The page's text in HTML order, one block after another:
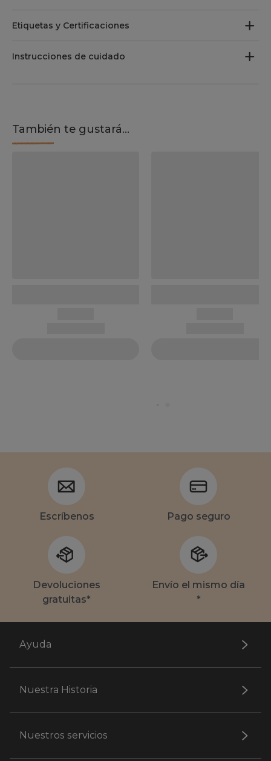
Etiquetas y Certificaciones
Instrucciones de cuidado
También te gustará...
Escríbenos Pago seguro
Devoluciones
gratuitas*
Envío el mismo día
*
Ayuda
Nuestra Historia
Nuestros servicios